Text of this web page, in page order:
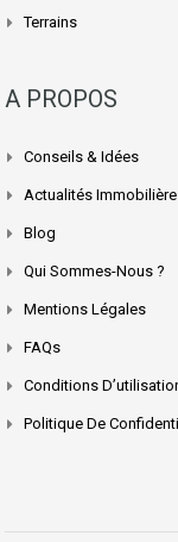
Terrains
A PROPOS
Conseils & Idées
Actualités
Blog
Qui Sommes-Nous ?
Mentions Légales
FAQs
Conditions
Politique De